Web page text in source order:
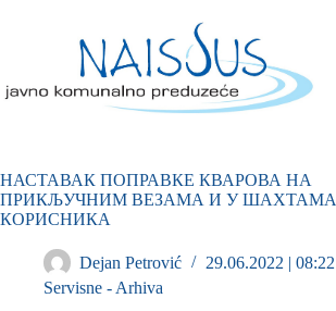
НАСТАВАК ПОПРАВКЕ КВАРОВА НА
ПРИКЉУЧНИМ ВЕЗАМА И У ШАХТАМА
КОРИСНИКА
Dejan Petrović
29.06.2022 | 08:22
Servisne - Arhiva